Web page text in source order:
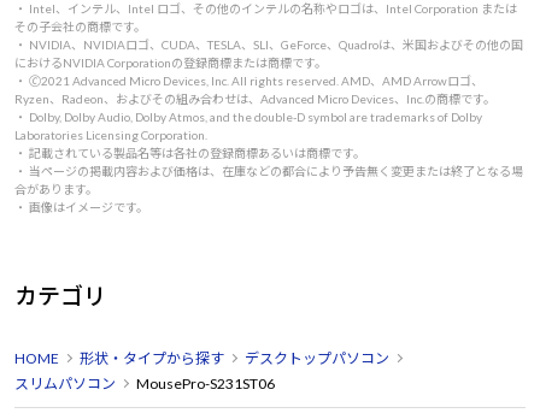
・ Intel、インテル、Intel ロゴ、その他のインテルの名称やロゴは、Intel Corporation または
その子会社の商標です。
・ NVIDIA、NVIDIAロゴ、CUDA、TESLA、SLI、GeForce、Quadroは、米国およびその他の国
におけるNVIDIA Corporationの登録商標または商標です。
・ 🄫2021 Advanced Micro Devices, Inc. All rights reserved. AMD、AMD Arrowロゴ、
Ryzen、Radeon、およびその組み合わせは、Advanced Micro Devices、Inc.の商標です。
・ Dolby, Dolby Audio, Dolby Atmos, and the double-D symbol are trademarks of Dolby
Laboratories Licensing Corporation.
・ 記載されている製品名等は各社の登録商標あるいは商標です。
・ 当ページの掲載内容および価格は、在庫などの都合により予告無く変更または終了となる場
合があります。
・ 画像はイメージです。
カテゴリ
HOME 形状・タイプから探す
デスクトップパソコン
スリムパソコン
MousePro-S231ST06